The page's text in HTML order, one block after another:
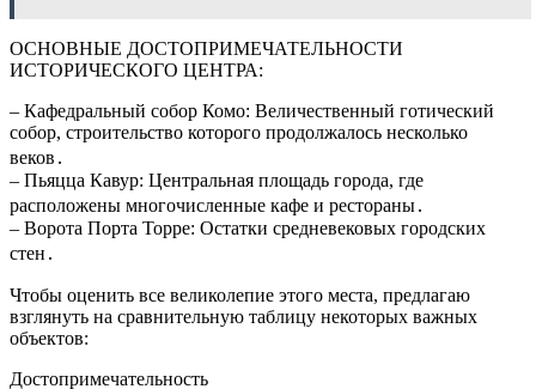
ОСНОВНЫЕ ДОСТОПРИМЕЧАТЕЛЬНОСТИ
ИСТОРИЧЕСКОГО ЦЕНТРА:
– Кафедральный собор Комо: Величественный готический
собор, строительство которого продолжалось несколько
веков․
– Пьяцца Кавур: Центральная площадь города, где
расположены многочисленные кафе и рестораны․
– Ворота Порта Торре: Остатки средневековых городских
стен․
Чтобы оценить все великолепие этого места, предлагаю
взглянуть на сравнительную таблицу некоторых важных
объектов:
Достопримечательность